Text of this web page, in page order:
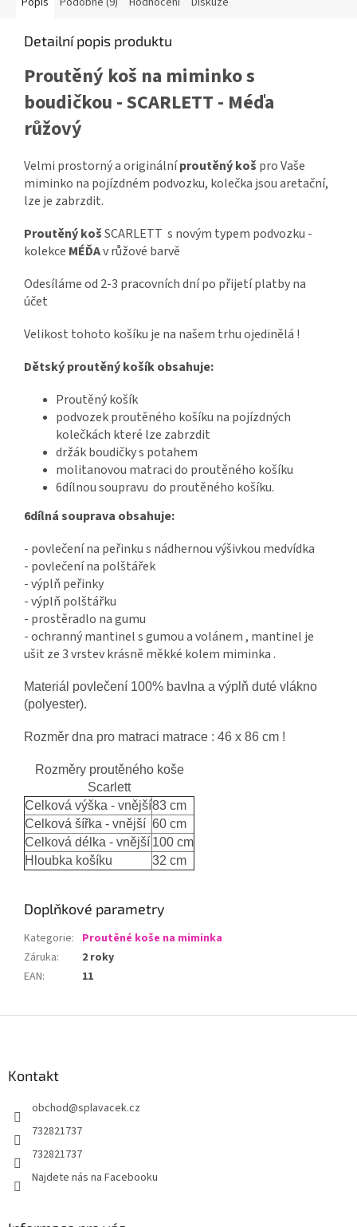
Detailní popis produktu
Proutěný koš na miminko s
boudičkou - SCARLETT - Méďa
růžový
Velmi prostorný a originálníproutěný koš pro Vaše
miminko na pojízdném podvozku, kolečka jsou aretační,
lze je zabrzdit.
Proutěný košSCARLETT s novým typem podvozku -
kolekce MÉĎAv růžové barvě
Odesíláme od 2-3 pracovních dní po přijetí platby na
účet
Velikost tohoto košíku je na našem trhu ojedinělá !
Dětský proutěný košík obsahuje:
Proutěný košík
podvozek proutěného košíku na pojízdných
kolečkách které lze zabrzdit
držák boudičky s potahem
molitanovou matraci do proutěného košíku
6dílnou soupravu do proutěného košíku.
6dílná souprava obsahuje:
- povlečení na peřinku s nádhernou výšivkou medvídka
- povlečení na polštářek
- výplň peřinky
- výplň polštářku
- prostěradlo na gumu
- ochranný mantinel s gumou a volánem , mantinel je
ušit ze 3 vrstev krásně měkké kolem miminka .
Materiál povlečení 100% bavlna a výplň duté vlákno
(polyester).
Rozměr dna pro matraci matrace : 46 x 86 cm !
Rozměry proutěného koše
Scarlett
Celková výška - vnější83 cm
Celková šířka - vnější 60 cm
Celková délka - vnější 100 cm
Hloubka košíku
32 cm
Doplňkové parametry
Kategorie: Proutěné koše na miminka
Záruka:
2 roky
EAN: 11
Kontakt
obchod@splavacek.cz
732821737
732821737
Najdete nás na Facebooku